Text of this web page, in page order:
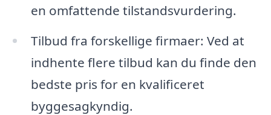
en omfattende tilstandsvurdering.
Tilbud fra forskellige firmaer: Ved at
indhente flere tilbud kan du finde den
bedste pris for en kvalificeret
byggesagkyndig.